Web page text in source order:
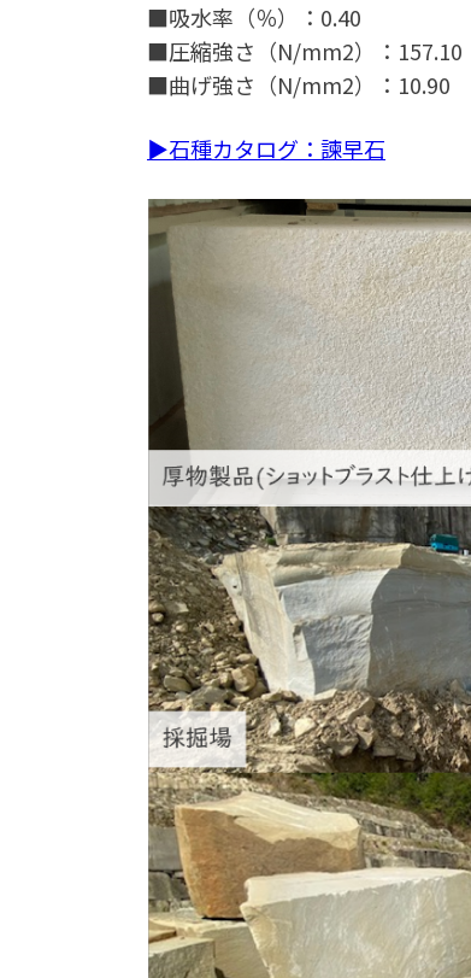
■吸水率（％）：0.40
■圧縮強さ（N/mm2）：157.10
■曲げ強さ（N/mm2）：10.90
▶石種カタログ：諫早石